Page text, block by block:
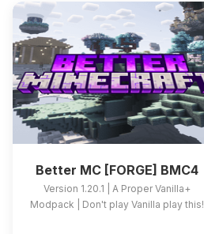
Better MC [FORGE] BMC4
Version 1.20.1 | A Proper Vanilla+
Modpack | Don't play Vanilla play this!